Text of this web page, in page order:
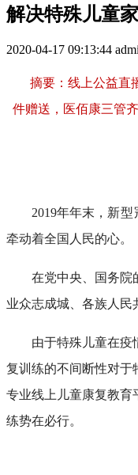
解决特殊儿童
2020-04-17 09:13:44
摘要：线上公益直
件赠送，医佰康三管
2019年年末， 新型
牵动着全国人民的心。
在党中央、国务院
业众志成城、各族人民
由于特殊儿童在疫
复训练的不间断性对于
专业线上儿童康复教育
练势在必行。